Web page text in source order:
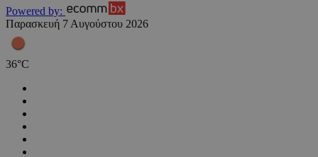
Powered by:
Παρασκευή 7 Αυγούστου 2026
36°C